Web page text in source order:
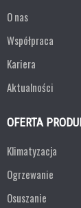
O nas
Współpraca
Kariera
Aktualności
OFERTA
Klimatyzacja
Ogrzewanie
Osuszanie